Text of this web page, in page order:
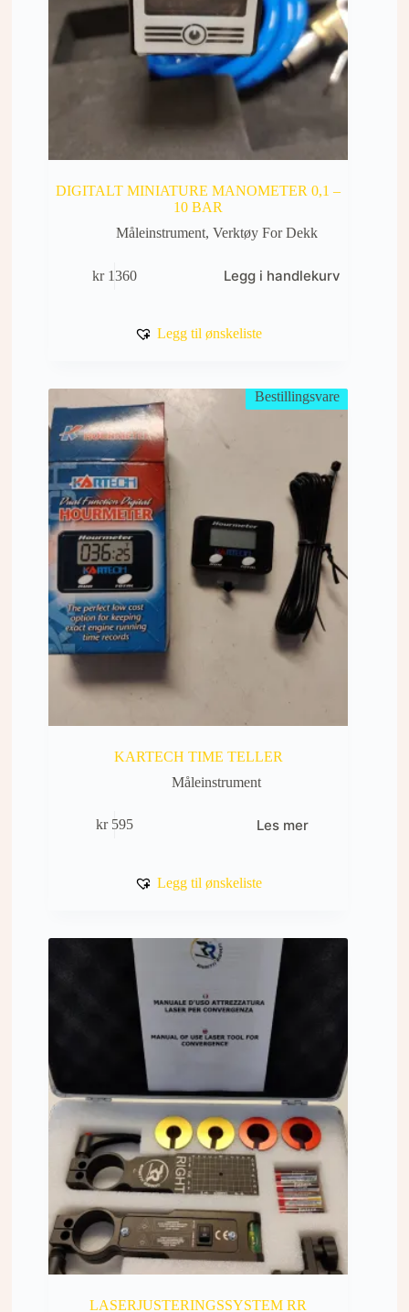
DIGITALT MINIATURE MANOMETER 0,1 –
10 BAR
Måleinstrument, Verktøy For Dekk
kr1360 Legg i handlekurv
Legg til ønskeliste
Bestillingsvare
KARTECH TIME TELLER
Måleinstrument
kr595 Les mer
Legg til ønskeliste
LASERJUSTERINGSSYSTEM RR